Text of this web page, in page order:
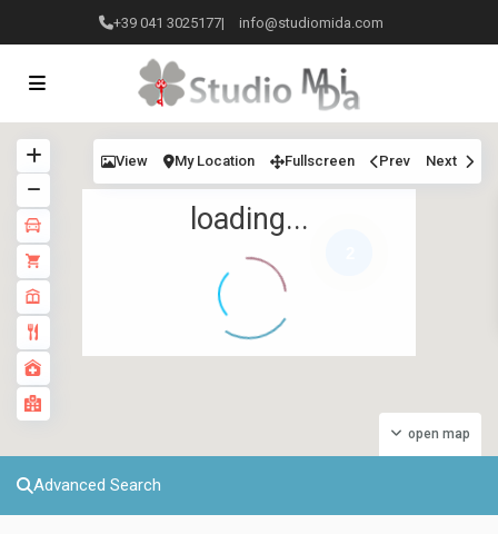
+39 041 3025177| info@studiomida.com
loading...
open map
View My Location Fullscreen Prev Next
Advanced Search